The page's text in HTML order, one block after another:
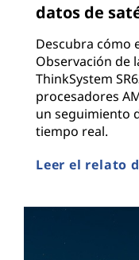
datos de
Descubra cómo
Observación de
ThinkSystem
procesadores
un seguimiento
tiempo real.
Leer el relato